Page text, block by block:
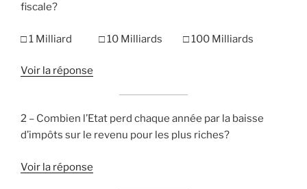
fiscale?
□ 1 Milliard □ 10 Milliards □ 100 Milliards
Voir la réponse
2 – Combien l’Etat perd chaque année par la baisse
d’impôts sur le revenu pour les plus riches?
Voir la réponse